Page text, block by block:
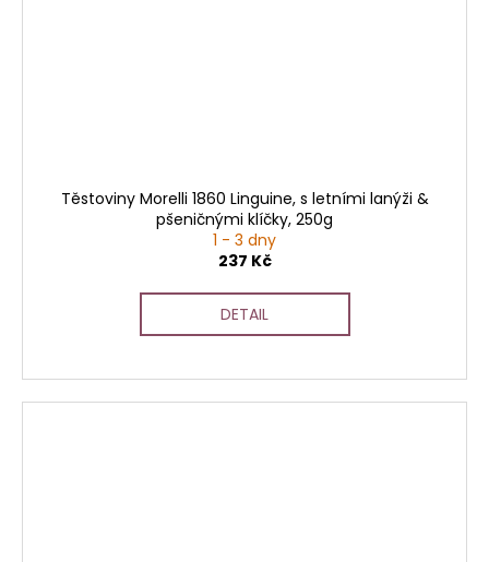
Těstoviny Morelli 1860 Linguine, s letními lanýži &
pšeničnými klíčky, 250g
1 - 3 dny
237 Kč
DETAIL